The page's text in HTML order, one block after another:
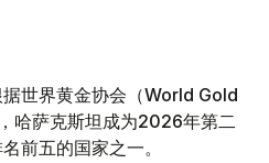
据世界黄金协会（World Gold
哈萨克斯坦成为2026年第二
前五的国家之一。